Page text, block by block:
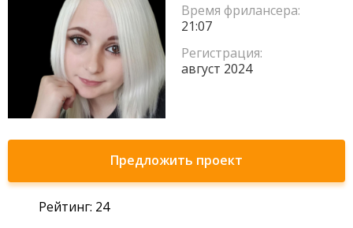
Время фрилансера:
21:07
Регистрация:
август 2024
Предложить проект
Рейтинг: 24